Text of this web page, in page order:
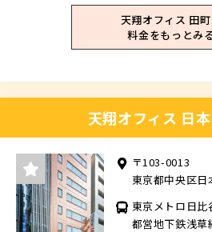
天翔オフィス 田
料金をもっとみ
天翔オフィス 日
〒103-0013
東京都中央区
東京メトロ日
都営地下鉄浅